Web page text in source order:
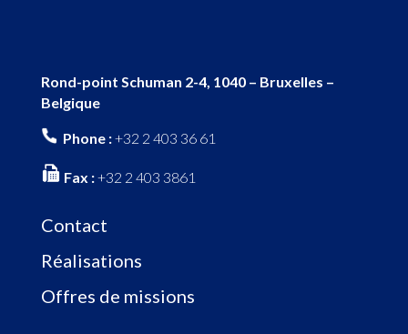
Rond-point Schuman 2-4, 1040 – Bruxelles –
Belgique
Phone :+32 2 403 36 61
Fax :+32 2 403 3861
Contact
Réalisations
Offres de missions